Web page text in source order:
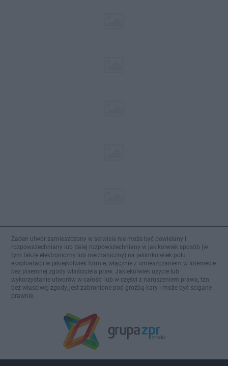
Żaden utwór zamieszczony w serwisie nie może być powielany i
rozpowszechniany lub dalej rozpowszechniany w jakikolwiek sposób (w
tym także elektroniczny lub mechaniczny) na jakimkolwiek polu
eksploatacji w jakiejkolwiek formie, włącznie z umieszczaniem w Internecie
bez pisemnej zgody właściciela praw. Jakiekolwiek użycie lub
wykorzystanie utworów w całości lub w części z naruszeniem prawa, tzn.
bez właściwej zgody, jest zabronione pod groźbą kary i może być ścigane
prawnie.